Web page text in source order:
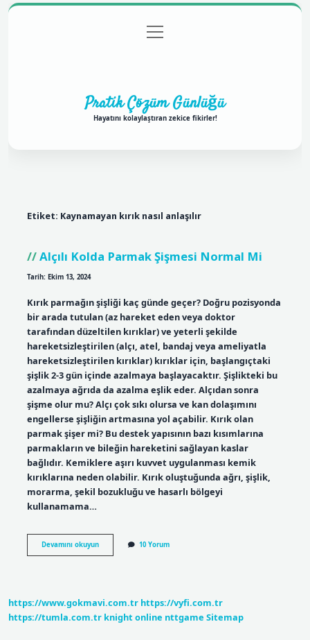
Gizlilik Politikası
menüyü
aç
Pratik Çözüm Günlüğü
Hayatını kolaylaştıran zekice fikirler!
Etiket: Kaynamayan kırık nasıl anlaşılır
Alçılı Kolda Parmak Şişmesi Normal Mi
Tarih: Ekim 13, 2024
Kırık parmağın şişliği kaç günde geçer? Doğru pozisyonda
bir arada tutulan (az hareket eden veya doktor
tarafından düzeltilen kırıklar) ve yeterli şekilde
hareketsizleştirilen (alçı, atel, bandaj veya ameliyatla
hareketsizleştirilen kırıklar) kırıklar için, başlangıçtaki
şişlik 2-3 gün içinde azalmaya başlayacaktır. Şişlikteki bu
azalmaya ağrıda da azalma eşlik eder. Alçıdan sonra
şişme olur mu? Alçı çok sıkı olursa ve kan dolaşımını
engellerse şişliğin artmasına yol açabilir. Kırık olan
parmak şişer mi? Bu destek yapısının bazı kısımlarına
parmakların ve bileğin hareketini sağlayan kaslar
bağlıdır. Kemiklere aşırı kuvvet uygulanması kemik
kırıklarına neden olabilir. Kırık oluştuğunda ağrı, şişlik,
morarma, şekil bozukluğu ve hasarlı bölgeyi
kullanamama…
Devamını okuyunAlçılı
Kolda
10 Yorum
https://www.gokmavi.com.tr https://vyfi.com.tr
https://tumla.com.tr knight online nttgame Sitemap